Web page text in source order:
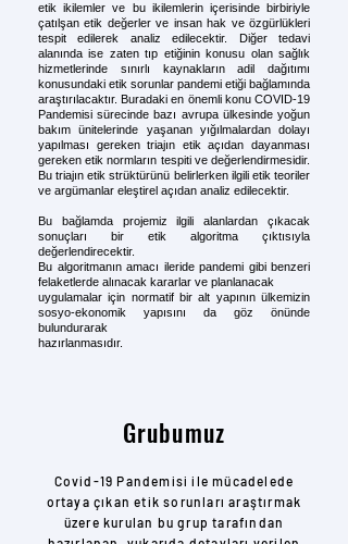
etik ikilemler ve bu ikilemlerin içerisinde birbiriyle
çatılşan etik değerler ve insan hak ve özgürlükleri
tespit edilerek analiz edilecektir. Diğer tedavi
alanında ise zaten tıp etiğinin konusu olan sağlık
hizmetlerinde sınırlı kaynakların adil dağıtımı
konusundaki etik sorunlar pandemi etiği bağlamında
araştırılacaktır. Buradaki en önemli konu COVID-19
Pandemisi sürecinde bazı avrupa ülkesinde yoğun
bakım ünitelerinde yaşanan yığılmalardan dolayı
yapılması gereken triajın etik açıdan dayanması
gereken etik normların tespiti ve değerlendirmesidir.
Bu triajın etik strüktürünü belirlerken ilgili etik teoriler
ve argümanlar eleştirel açıdan analiz edilecektir.
Bu bağlamda projemiz ilgili alanlardan çıkacak
sonuçları bir etik algoritma çıktısıyla
değerlendirecektir.
Bu algoritmanın amacı ileride pandemi gibi benzeri
felaketlerde alınacak kararlar ve planlanacak
uygulamalar için normatif bir alt yapının ülkemizin
sosyo-ekonomik yapısını da göz önünde
bulundurarak
hazırlanmasıdır.
Grubumuz
Covid-19 Pandemisi ile mücadelede
ortaya çıkan etik sorunları araştırmak
üzere kurulan bu grup tarafından